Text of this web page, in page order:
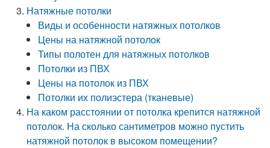
Натяжные потолки
Виды и особенности натяжных потолков
Цены на натяжной потолок
Типы полотен для натяжных потолков
Потолки из ПВХ
Цены на потолок из ПВХ
Потолки их полиэстера (тканевые)
На каком расстоянии от потолка крепится натяжной
потолок. На сколько сантиметров можно пустить
натяжной потолок в высоком помещении?